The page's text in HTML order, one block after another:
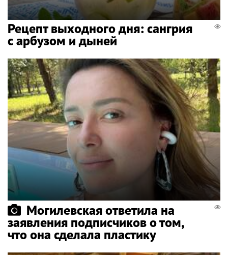
Рецепт выходного дня: сангрия
с арбузом и дыней
Могилевская ответила на
заявления подписчиков о том,
что она сделала пластику